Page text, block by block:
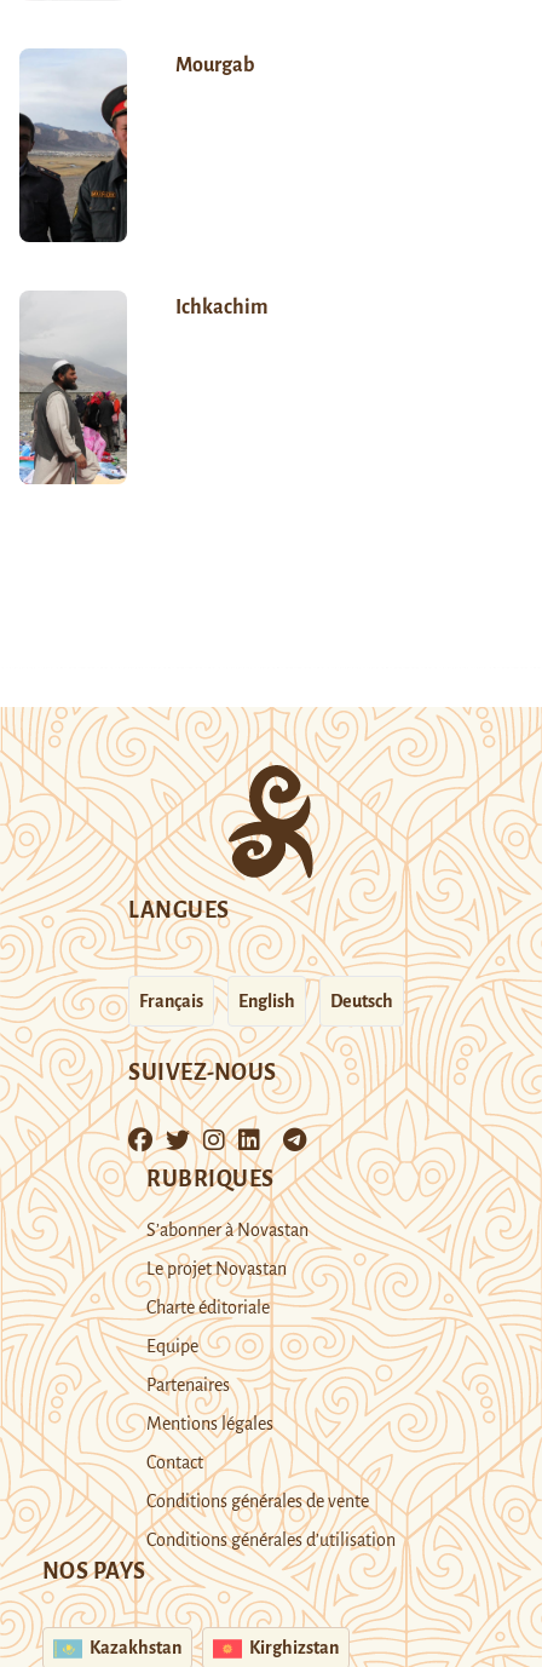
Mourgab
Ichkachim
LANGUES
Français English Deutsch
SUIVEZ-NOUS
RUBRIQUES
S’abonner à Novastan
Le projet Novastan
Charte éditoriale
Equipe
Partenaires
Mentions légales
Contact
Conditions générales de vente
Conditions générales d’utilisation
NOS PAYS
Kazakhstan Kirghizstan